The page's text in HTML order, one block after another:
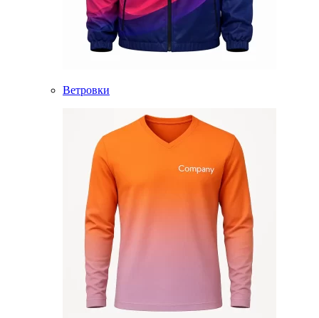
Ветровки